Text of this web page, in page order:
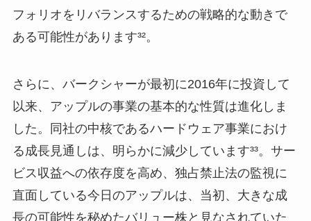
フォリオをリバランスするための戦略的な動きで
ある可能性があります³²。
さらに、バークシャーが最初に2016年に投資して
以来、アップルの事業の基本的な性質は進化しま
した。同社の中核であるハードウェア事業におけ
る成長見通しは、明らかに減少しています³³。サー
ビス収益への依存度を高め、独占禁止法の監視に
直面している今日のアップルは、当初、大きな成
長の可能性を秘めたバリュー株と見なされていた